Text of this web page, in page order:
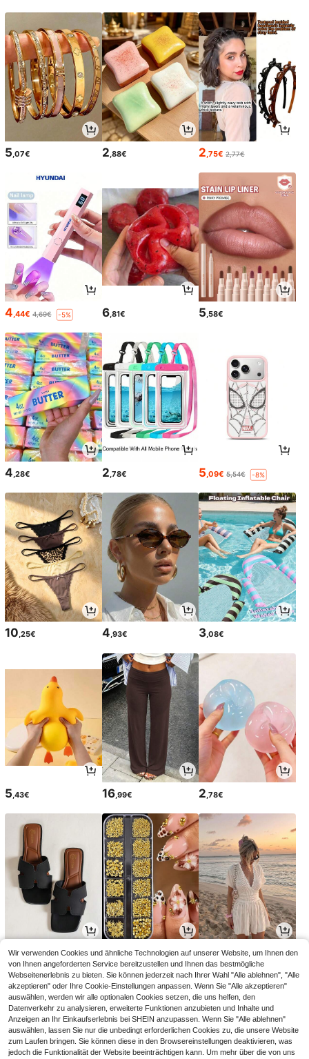
5 ,07€ 2 ,88€ 2 ,75€ 2,77€
4,44€ 4,69€ -5% 6,81€ 5,58€
4,28€ 2,78€ 5,09€ 5,54€ -8%
10,25€ 4,93€ 3,08€
5 ,43€ 16,99€ 2 ,78€
11,84€ 3,95€ 16,49€
Wir verwenden Cookies und ähnliche Technologien auf unserer Website, um Ihnen den
von Ihnen angeforderten Service bereitzustellen und Ihnen das bestmögliche
Webseitenerlebnis zu bieten. Sie können jederzeit nach Ihrer Wahl "Alle ablehnen", "Alle
akzeptieren" oder Ihre Cookie-Einstellungen anpassen. Wenn Sie "Alle akzeptieren"
auswählen, werden wir alle optionalen Cookies setzen, die uns helfen, den
Datenverkehr zu analysieren, erweiterte Funktionen anzubieten und Inhalte und
Anzeigen an Ihr Einkaufserlebnis bei SHEIN anzupassen. Wenn Sie "Alle ablehnen"
auswählen, lassen Sie nur die unbedingt erforderlichen Cookies zu, die unsere Website
zum Laufen bringen. Sie können diese in den Browsereinstellungen deaktivieren, was
jedoch die Funktionalität der Website beeinträchtigen kann. Um mehr über die von uns